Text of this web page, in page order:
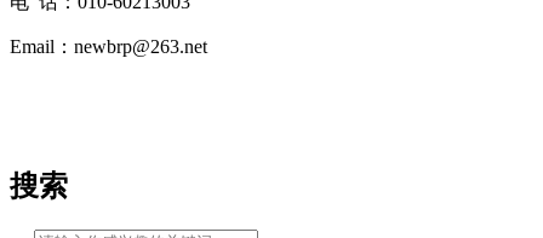
Email：newbrp@263.net
搜索